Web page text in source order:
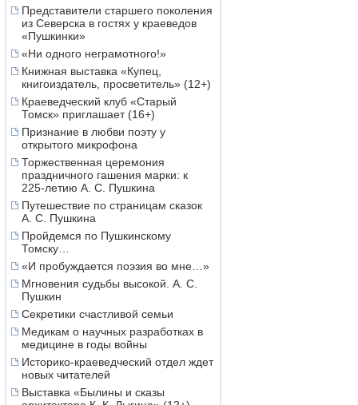
Представители старшего поколения
из Северска в гостях у краеведов
«Пушкинки»
«Ни одного неграмотного!»
Книжная выставка «Купец,
книгоиздатель, просветитель» (12+)
Краеведческий клуб «Старый
Томск» приглашает (16+)
Признание в любви поэту у
открытого микрофона
Торжественная церемония
праздничного гашения марки: к
225-летию А. С. Пушкина
Путешествие по страницам сказок
А. С. Пушкина
Пройдемся по Пушкинскому
Томску…
«И пробуждается поэзия во мне…»
Мгновения судьбы высокой. А. С.
Пушкин
Секретики счастливой семьи
Медикам о научных разработках в
медицине в годы войны
Историко-краеведческий отдел ждет
новых читателей
Выставка «Былины и сказы